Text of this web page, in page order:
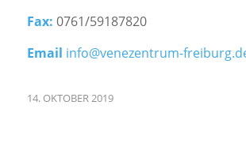
Fax: 0761/59187820
Email info@venezentrum-
14. OKTOBER 2019